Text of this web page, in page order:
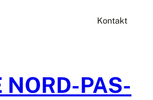
Kontakt
NORD-PAS-